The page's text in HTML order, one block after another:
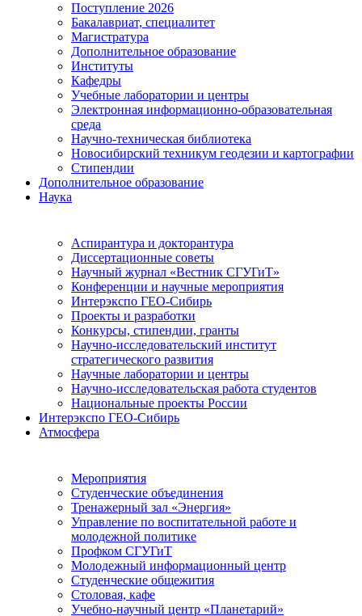
Поступление 2026
Бакалавриат, специалитет
Магистратура
Дополнительное образование
Институты
Кафедры
Учебные лаборатории и центры
Электронная информационно-образовательная
среда
Научно-техническая библиотека
Новосибирский техникум геодезии и картографии
Стипендии
Дополнительное образование
Наука
Аспирантура и докторантура
Диссертационные советы
Научный журнал «Вестник СГУГиТ»
Конференции и научные мероприятия
Интерэкспо ГЕО-Сибирь
Проекты и разработки
Конкурсы, стипендии, гранты
Научно-исследовательский институт
стратегического развития
Научные лаборатории и центры
Научно-исследовательская работа студентов
Национальные проекты России
Интерэкспо ГЕО-Сибирь
Атмосфера
Мероприятия
Студенческие объединения
Тренажерный зал «Энергия»
Управление по воспитательной работе и
молодежной политике
Профком СГУГиТ
Молодежный информационный центр
Студенческие общежития
Столовая, кафе
Учебно-научный центр «Планетарий»